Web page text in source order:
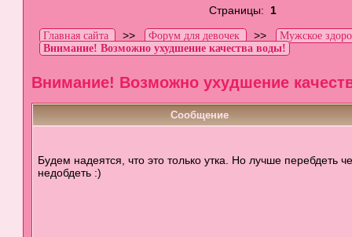
Страницы: 1
Главная сайта >> Форум для девочек >> Мужское
Внимание! Возможно ухудшение качества воды!
Внимание! Возможно ухудшение
Сообщение
Будем надеятся, что это только утка. Но лучше перебдеть
недобдеть :)